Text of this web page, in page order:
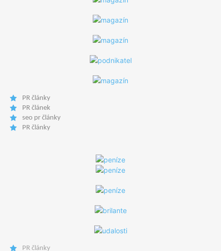
PR články
PR článek
seo pr články
PR články
PR články